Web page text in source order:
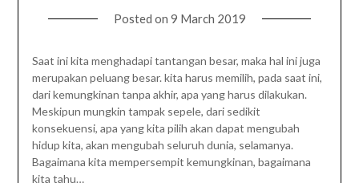
Posted on 9 March 2019
Saat ini kita menghadapi tantangan besar, maka hal ini juga
merupakan peluang besar. kita harus memilih, pada saat ini,
dari kemungkinan tanpa akhir, apa yang harus dilakukan.
Meskipun mungkin tampak sepele, dari sedikit
konsekuensi, apa yang kita pilih akan dapat mengubah
hidup kita, akan mengubah seluruh dunia, selamanya.
Bagaimana kita mempersempit kemungkinan, bagaimana
kita tahu…